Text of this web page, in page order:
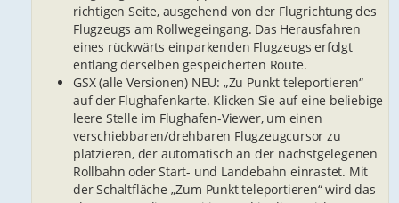
richtigen Seite, ausgehend von der Flugrichtung des
Flugzeugs am Rollwegeingang. Das Herausfahren
eines rückwärts einparkenden Flugzeugs erfolgt
entlang derselben gespeicherten Route.
GSX (alle Versionen) NEU: „Zu Punkt teleportieren“
auf der Flughafenkarte. Klicken Sie auf eine beliebige
leere Stelle im Flughafen-Viewer, um einen
verschiebbaren/drehbaren Flugzeugcursor zu
platzieren, der automatisch an der nächstgelegenen
Rollbahn oder Start- und Landebahn einrastet. Mit
der Schaltfläche „Zum Punkt teleportieren“ wird das